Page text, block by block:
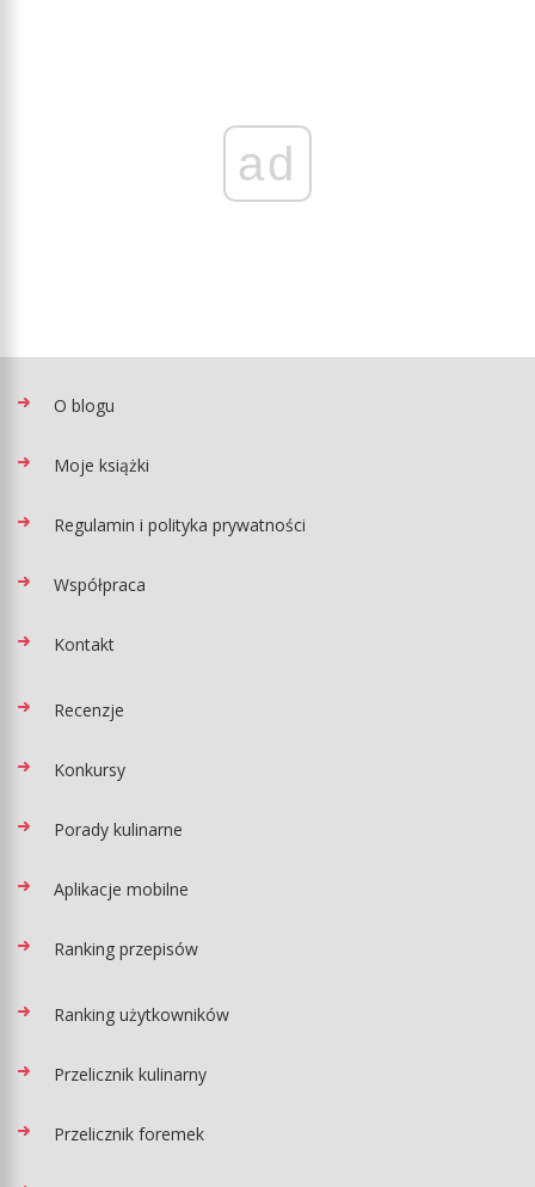
ad
O blogu
Moje książki
Regulamin i polityka prywatności
Współpraca
Kontakt
Recenzje
Konkursy
Porady kulinarne
Aplikacje mobilne
Ranking przepisów
Ranking użytkowników
Przelicznik kulinarny
Przelicznik foremek